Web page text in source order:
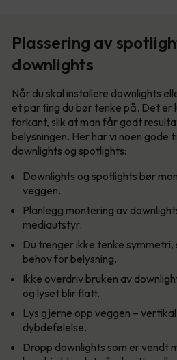
Plassering av
downlights
Når du skal installere downlights
et par ting du bør tenke på. Det er
forkant, slik at man får godt
belysningen. Her har vi noen gode
downlights og spotlights:
Downlights og spotlights bør
veggen.
Planlegg montering av
mediautstyr.
Du trenger ikke tenke symmetri,
behov for belysning.
Ikke overdriv bruken av
og lyset blir flatt.
Lys gjerne opp veggen –
dybdefølelse.
Dropp downlights som er vendt